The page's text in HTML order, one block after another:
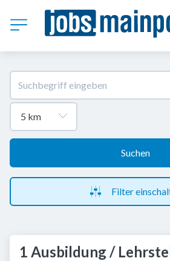
Suchen
Filter
1 Ausbildung /